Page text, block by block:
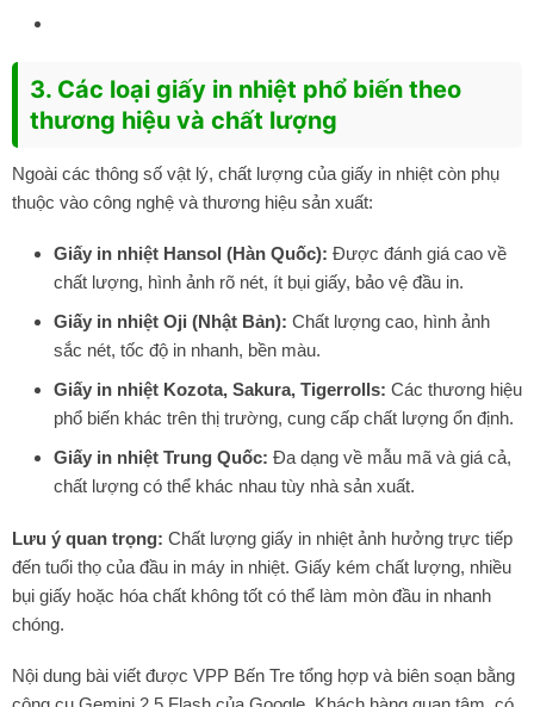
3. Các loại giấy in nhiệt phổ biến theo
thương hiệu và chất lượng
Ngoài các thông số vật lý, chất lượng của giấy in nhiệt còn phụ
thuộc vào công nghệ và thương hiệu sản xuất:
Giấy in nhiệt Hansol (Hàn Quốc): Được đánh giá cao về
chất lượng, hình ảnh rõ nét, ít bụi giấy, bảo vệ đầu in.
Giấy in nhiệt Oji (Nhật Bản): Chất lượng cao, hình ảnh
sắc nét, tốc độ in nhanh, bền màu.
Giấy in nhiệt Kozota, Sakura, Tigerrolls: Các thương hiệu
phổ biến khác trên thị trường, cung cấp chất lượng ổn định.
Giấy in nhiệt Trung Quốc: Đa dạng về mẫu mã và giá cả,
chất lượng có thể khác nhau tùy nhà sản xuất.
Lưu ý quan trọng: Chất lượng giấy in nhiệt ảnh hưởng trực tiếp
đến tuổi thọ của đầu in máy in nhiệt. Giấy kém chất lượng, nhiều
bụi giấy hoặc hóa chất không tốt có thể làm mòn đầu in nhanh
chóng.
Nội dung bài viết được VPP Bến Tre tổng hợp và biên soạn bằng